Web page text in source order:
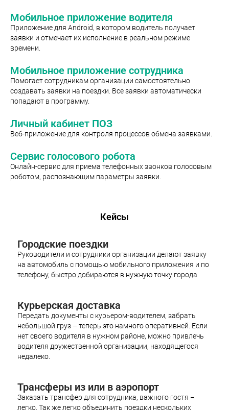
Мобильное приложение водителя
Приложение для Android, в котором водитель получает
заявки и отмечает их исполнение в реальном режиме
времени.
Мобильное приложение сотрудника
Помогает сотрудникам организации самостоятельно
создавать заявки на поездки. Все заявки автоматически
попадают в программу.
Личный кабинет ПОЗ
Веб-приложение для контроля процессов обмена заявками.
Сервис голосового робота
Онлайн-сервис для приема телефонных звонков голосовым
роботом, распознающим параметры заявки.
Кейсы
Городские поездки
Руководители и сотрудники организации делают заявку
на автомобиль с помощью мобильного приложения и по
телефону, быстро добираются в нужную точку города
Курьерская доставка
Передать документы с курьером-водителем, забрать
небольшой груз – теперь это намного оперативней. Если
нет своего водителя в нужном районе, можно привлечь
водителя дружественной организации, находящегося
недалеко.
Трансферы из или в аэропорт
Заказать трансфер для сотрудника, важного гостя –
легко. Так же легко объединить поездки нескольких